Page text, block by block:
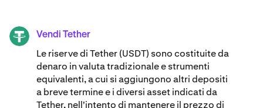
USDT Vendi Tether
Le riserve di Tether (USDT) sono costituite da
denaro in valuta tradizionale e strumenti
equivalenti, a cui si aggiungono altri depositi
a breve termine e i diversi asset indicati da
Tether, nell'intento di mantenere il prezzo di